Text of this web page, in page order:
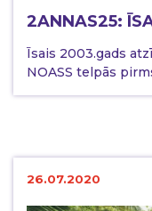
2ANNAS25:
Īsais 2003.gads
NOASS telpās
26.07.2020